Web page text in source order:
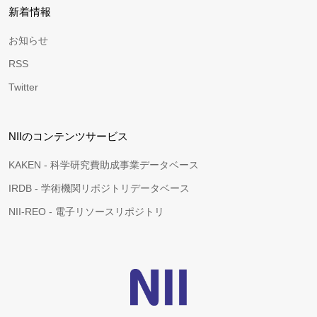
新着情報
お知らせ
RSS
Twitter
NIIのコンテンツサービス
KAKEN - 科学研究費助成事業データベース
IRDB - 学術機関リポジトリデータベース
NII-REO - 電子リソースリポジトリ